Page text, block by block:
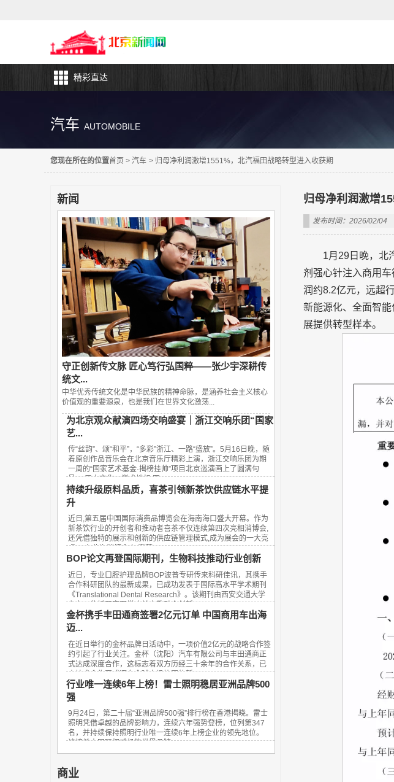
精彩直达
汽车 AUTOMOBILE
您现在所在的位置首页 > 汽车 > 归母净利润激增1551%，北汽福田战略转型进入收获期
新闻
守正创新传文脉 匠心笃行弘国粹——张少宇深耕传
统文...
中华优秀传统文化是中华民族的精神命脉，是涵养社会主义核心
价值观的重要源泉，也是我们在世界文化激荡...
为北京观众献演四场交响盛宴｜浙江交响乐团“国家
艺...
传“丝韵”、颂“和平”，“多彩”浙江、一路“盛放”。5月16日晚，随
着原创作品音乐会在北京音乐厅精彩上演，浙江交响乐团为期
一周的“国家艺术基金·揭榜挂帅”项目北京巡演画上了圆满句
号。 三大文化、学术地标 四...
持续升级原料品质，喜茶引领新茶饮供应链水平提
升
近日,第五届中国国际消费品博览会在海南海口盛大开幕。作为
新茶饮行业的开创者和推动者喜茶不仅连续第四次亮相消博会,
还凭借独特的展示和创新的供应链管理模式,成为展会的一大亮
点。 在此次消博会上,喜茶...
BOP论文再登国际期刊，生物科技推动行业创新
近日，专业口腔护理品牌BOP波普专研传来科研佳讯，其携手
合作科研团队的最新成果，已成功发表于国际高水平学术期刊
《Translational Dental Research》。该期刊由西安交通大学
主办，依托国家医学攻关产教融合创新...
金杯携手丰田通商签署2亿元订单 中国商用车出海
迈...
在近日举行的金杯品牌日活动中，一项价值2亿元的战略合作签
约引起了行业关注。金杯（沈阳）汽车有限公司与丰田通商正
式达成深度合作，这标志着双方历经三十余年的合作关系，已
由技术合作正式迈向全球市场协同的新...
行业唯一连续6年上榜！雷士照明稳居亚洲品牌500
强
9月24日，第二十届“亚洲品牌500强”排行榜在香港揭晓。雷士
照明凭借卓越的品牌影响力，连续六年强势登榜，位列第347
名，并持续保持照明行业唯一连续6年上榜企业的领先地位。
该榜单由国际权威机构世界品牌...
商业
归母净利润激增
发布时间：2026/02/04
1月29日晚，北
剂强心针注入商用
润约8.2亿元，远超
新能源化、全面智
展提供转型样本。